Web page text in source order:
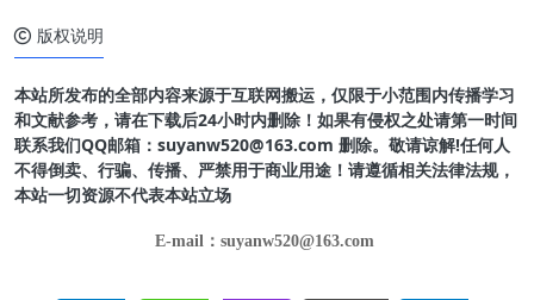
版权说明
本站所发布的全部内容来源于互联网搬运，仅限于小范围内传播学习
和文献参考，请在下载后24小时内删除！如果有侵权之处请第一时间
联系我们QQ邮箱：suyanw520@163.com 删除。敬请谅解!任何人
不得倒卖、行骗、传播、严禁用于商业用途！请遵循相关法律法规，
本站一切资源不代表本站立场
E-mail：suyanw520@163.com